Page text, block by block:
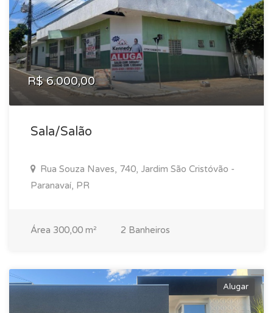
R$ 6.000,00
Sala/Salão
Rua Souza Naves, 740, Jardim São Cristóvão -
Paranavaí, PR
Área 300,00 m² 2 Banheiros
Alugar